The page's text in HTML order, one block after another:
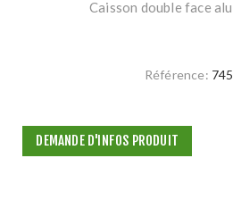
Caisson double face
Référence:
DEMANDE D'INFOS PRODUIT